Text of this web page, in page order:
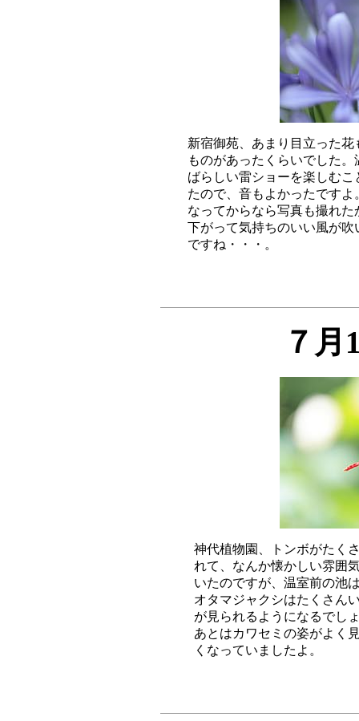
新宿御苑、あまり目立った
ものがあったくらいでした
ばらしい雷ショーを楽しむ
たので、音もよかったです
なってからなら写真も撮れ
下がって気持ちのいい風が
７月
神代植物園、トンボがたく
れて、なんか懐かしい雰囲
いたのですが、温室前の池
オタマジャクシはたくさん
が見られるようになるでし
あとはカワセミの姿がよく